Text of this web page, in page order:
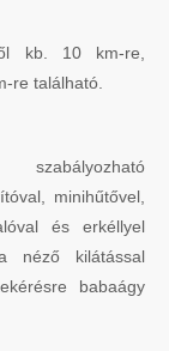
kb. 10 km-re,
re található.
minihűtővel,
és erkéllyel
néző kilátással
babaágy